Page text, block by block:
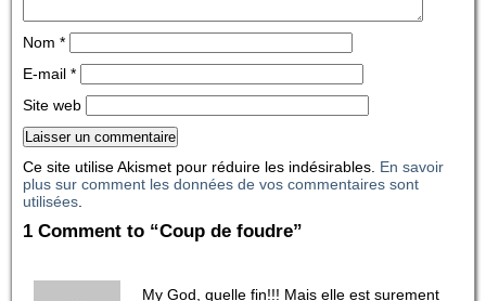
Nom *
E-mail *
Site web
Ce site utilise Akismet pour réduire les indésirables. En savoir
plus sur comment les données de vos commentaires sont
utilisées
1 Comment to “Coup de foudre”
My God, quelle fin!!! Mais elle est surement